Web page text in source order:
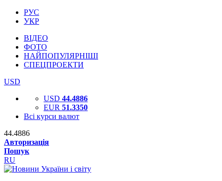
РУС
УКР
ВІДЕО
ФОТО
НАЙПОПУЛЯРНІШІ
СПЕЦПРОЕКТИ
USD
USD 44.4886
EUR 51.3350
Всі курси валют
44.4886
Авторизація
Пошук
RU